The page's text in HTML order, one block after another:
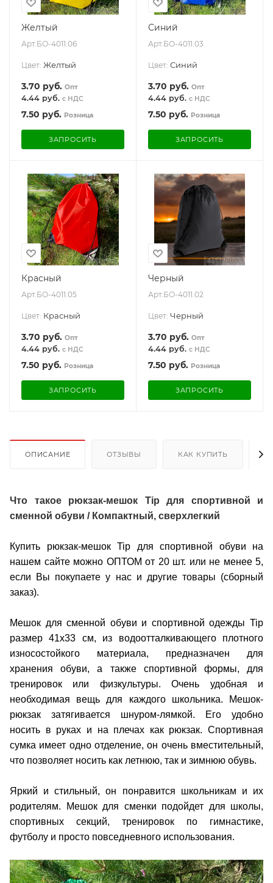
Желтый
Арт. БО-4011.06
Цвет: Желтый
3.70 руб. Опт
4.44 руб. с НДС
7.50 руб. Розница
ЗАПРОСИТЬ
Синий
Арт. БО-4011.03
Цвет: Синий
3.70 руб. Опт
4.44 руб. с НДС
7.50 руб. Розница
ЗАПРОСИТЬ
Красный
Арт. БО-4011.05
Цвет: Красный
3.70 руб. Опт
4.44 руб. с НДС
7.50 руб. Розница
ЗАПРОСИТЬ
Черный
Арт. БО-4011.02
Цвет: Черный
3.70 руб. Опт
4.44 руб. с НДС
7.50 руб. Розница
ЗАПРОСИТЬ
ОПИСАНИЕ ОТЗЫВЫ КАК КУПИТЬ
Что такое рюкзак-мешок Tip для спортивной и
сменной обуви / Компактный, сверхлегкий
Купить рюкзак-мешок Tip для спортивной обуви на
нашем сайте можно ОПТОМ от 20 шт. или не менее 5,
если Вы покупаете у нас и другие товары (сборный
заказ).
Мешок для сменной обуви и спортивной одежды Tip
размер 41х33 см, из водоотталкивающего плотного
износостойкого материала, предназначен для
хранения обуви, а также спортивной формы, для
тренировок или физкультуры. Очень удобная и
необходимая вещь для каждого школьника. Мешок-
рюкзак затягивается шнуром-лямкой. Его удобно
носить в руках и на плечах как рюкзак. Спортивная
сумка имеет одно отделение, он очень вместительный,
что позволяет носить как летнюю, так и зимнюю обувь.
Яркий и стильный, он понравится школьникам и их
родителям. Мешок для сменки подойдет для школы,
спортивных секций, тренировок по гимнастике,
футболу и просто повседневного использования.